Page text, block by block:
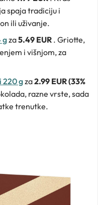
spaja tradiciju i
ili uživanje.
gza5.49 EUR . Griotte,
i višnjom, za
220 gza2.99 EUR (33%
razne vrste, sada
trenutke.